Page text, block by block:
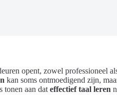
opent, zowel professioneel
kan soms ontmoedigend zijn,
tonen aan dat effectief taal leren